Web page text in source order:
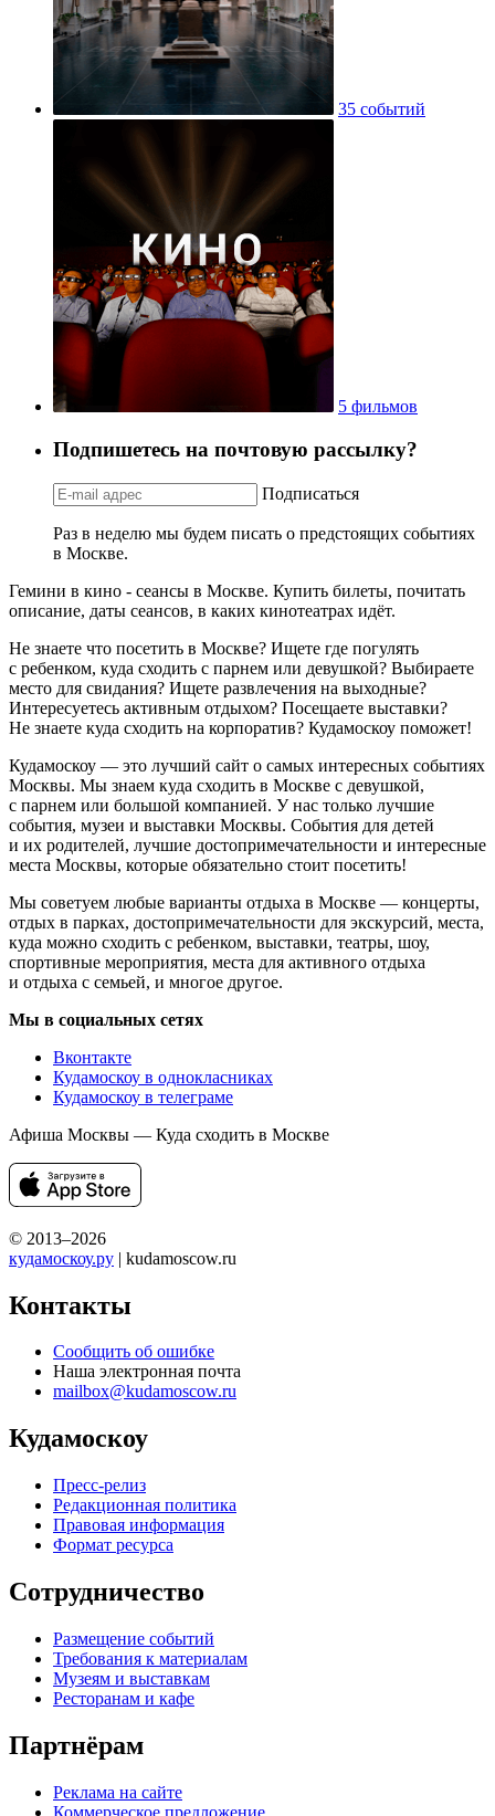
35 событий
5 фильмов
Подпишетесь на почтовую рассылку?
Подписаться
Раз в неделю мы будем писать о предстоящих событиях
в Москве.
Гемини в кино - сеансы в Москве. Купить билеты, почитать
описание, даты сеансов, в каких кинотеатрах идёт.
Не знаете что посетить в Москве? Ищете где погулять
с ребенком, куда сходить с парнем или девушкой? Выбираете
место для свидания? Ищете развлечения на выходные?
Интересуетесь активным отдыхом? Посещаете выставки?
Не знаете куда сходить на корпоратив? Кудамоскоу поможет!
Кудамоскоу — это лучший сайт о самых интересных событиях
Москвы. Мы знаем куда сходить в Москве с девушкой,
с парнем или большой компанией. У нас только лучшие
события, музеи и выставки Москвы. События для детей
и их родителей, лучшие достопримечательности и интересные
места Москвы, которые обязательно стоит посетить!
Мы советуем любые варианты отдыха в Москве — концерты,
отдых в парках, достопримечательности для экскурсий, места,
куда можно сходить с ребенком, выставки, театры, шоу,
спортивные мероприятия, места для активного отдыха
и отдыха с семьей, и многое другое.
Мы в социальных сетях
Вконтакте
Кудамоскоу в однокласниках
Кудамоскоу в телеграме
Афиша Москвы — Куда сходить в Москве
© 2013–2026
кудамоскоу.ру | kudamoscow.ru
Контакты
Сообщить об ошибке
Наша электронная почта
mailbox@kudamoscow.ru
Кудамоскоу
Пресс-релиз
Редакционная политика
Правовая информация
Формат ресурса
Сотрудничество
Размещение событий
Требования к материалам
Музеям и выставкам
Ресторанам и кафе
Партнёрам
Реклама на сайте
Коммерческое предложение